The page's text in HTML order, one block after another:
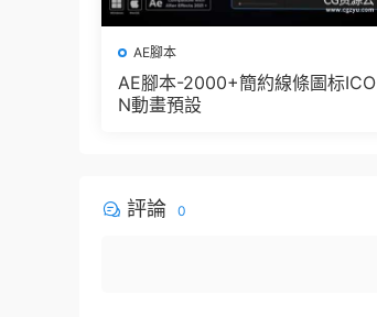
AE腳本
AE腳本-2000+簡約線條圖标ICO
N動畫預設
評論 0